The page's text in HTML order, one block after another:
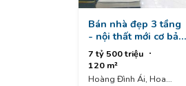
Bán nhà đẹp 3 tầng
- nội thất mới cơ bản
- đường 7,5m hoàng
đình ái, hoà xuân,
đà nẵng.
7 tỷ 500 triệu
120 m²
Hoàng Đình Ái, Hoa